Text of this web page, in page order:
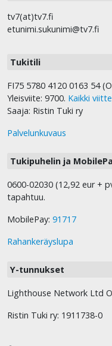
tv7(at)tv7.fi
etunimi.sukunimi@tv7.fi
Tukitili
FI75 5780 4120 0163 54
Yleisviite: 9700. Kaikki
Saaja: Ristin Tuki ry
Palvelunkuvaus
Tukipuhelin ja
0600-02030 (12,92 eur +
tapahtuu.
MobilePay: 91717
Rahankeräyslupa
Y-tunnukset
Lighthouse Network Ltd
Ristin Tuki ry: 1911738-0